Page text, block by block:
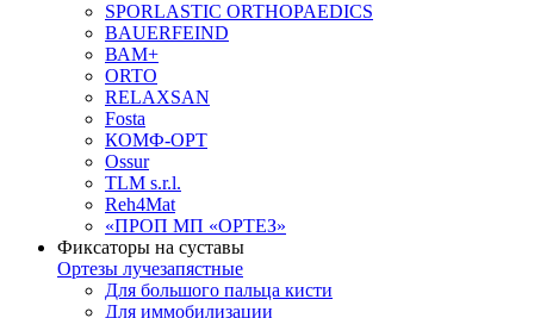
SPORLASTIC ORTHOPAEDICS
BAUERFEIND
ВАМ+
ORTO
RELAXSAN
Fosta
КОМФ-ОРТ
Ossur
TLM s.r.l.
Reh4Mat
«ПРОП МП «ОРТЕЗ»
Фиксаторы на суставы
Ортезы лучезапястные
Для большого пальца кисти
Для иммобилизации